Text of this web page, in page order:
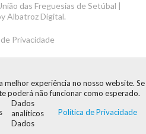
das Freguesias de Setúbal |
Albatroz Digital.
Privacidade
melhor experiência no nosso website. Se
poderá não funcionar como esperado.
Política de Privacidade
Dados
analíticos
Dados